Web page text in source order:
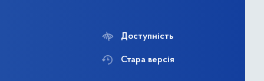
Доступність
Стара версія